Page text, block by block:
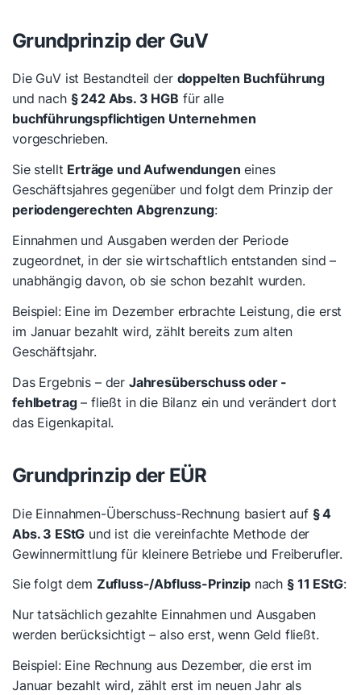
Grundprinzip der GuV
Die GuV ist Bestandteil der doppelten Buchführung
und nach § 242 Abs. 3 HGB für alle
buchführungspflichtigen Unternehmen
vorgeschrieben.
Sie stellt Erträge und Aufwendungen eines
Geschäftsjahres gegenüber und folgt dem Prinzip der
periodengerechten Abgrenzung:
Einnahmen und Ausgaben werden der Periode
zugeordnet, in der sie wirtschaftlich entstanden sind –
unabhängig davon, ob sie schon bezahlt wurden.
Beispiel: Eine im Dezember erbrachte Leistung, die erst
im Januar bezahlt wird, zählt bereits zum alten
Geschäftsjahr.
Das Ergebnis – der Jahresüberschuss oder -
fehlbetrag– fließt in die Bilanz ein und verändert dort
das Eigenkapital.
Grundprinzip der EÜR
Die Einnahmen-Überschuss-Rechnung basiert auf § 4
Abs. 3 EStG und ist die vereinfachte Methode der
Gewinnermittlung für kleinere Betriebe und Freiberufler.
Sie folgt dem Zufluss-/Abfluss-Prinzipnach § 11 EStG:
Nur tatsächlich gezahlte Einnahmen und Ausgaben
werden berücksichtigt – also erst, wenn Geld fließt.
Beispiel: Eine Rechnung aus Dezember, die erst im
Januar bezahlt wird, zählt erst im neuen Jahr als